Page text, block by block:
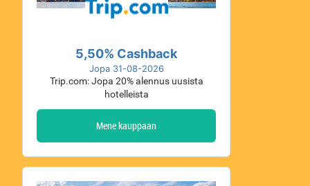
5,50% Cashback
Jopa 31-08-2026
Trip.com: Jopa 20% alennus uusista
hotelleista
Mene kauppaan